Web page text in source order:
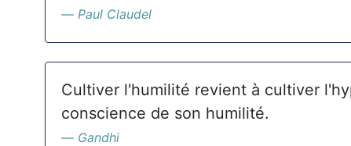
Paul Claudel
Cultiver l'humilité revient à cultiver
conscience de son humilité.
Gandhi